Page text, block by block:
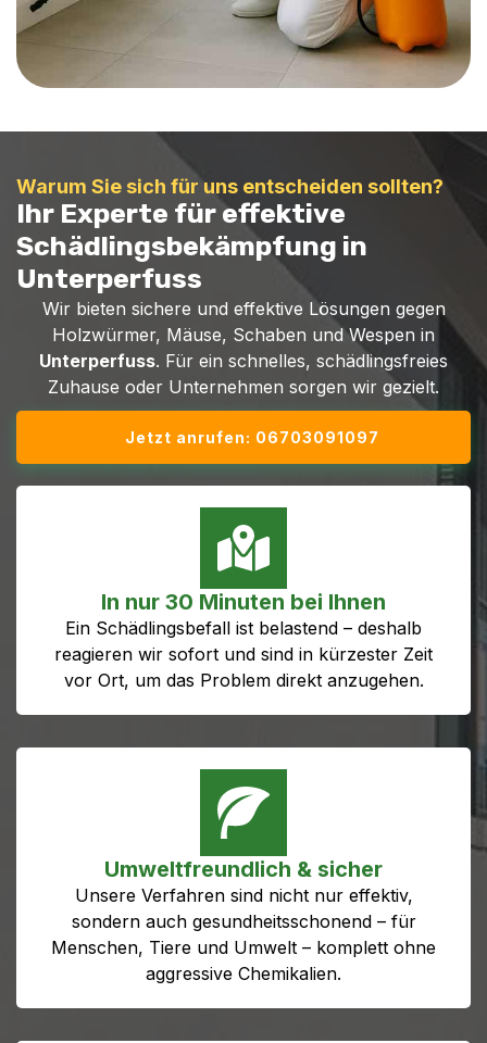
Warum Sie sich für uns entscheiden sollten?
Ihr Experte für effektive
Schädlingsbekämpfung in
Unterperfuss
Wir bieten sichere und effektive Lösungen gegen
Holzwürmer, Mäuse, Schaben und Wespen in
Unterperfuss. Für ein schnelles, schädlingsfreies
Zuhause oder Unternehmen sorgen wir gezielt.
Jetzt anrufen: 06703091097
In nur 30 Minuten bei Ihnen
Ein Schädlingsbefall ist belastend – deshalb
reagieren wir sofort und sind in kürzester Zeit
vor Ort, um das Problem direkt anzugehen.
Umweltfreundlich & sicher
Unsere Verfahren sind nicht nur effektiv,
sondern auch gesundheitsschonend – für
Menschen, Tiere und Umwelt – komplett ohne
aggressive Chemikalien.